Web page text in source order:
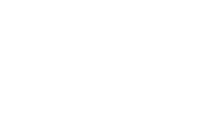
Zeit, die nicht auf die
Ausbildung angerechnet
ist eine “Stufen-Ausbildung”. In
wird zunächst die